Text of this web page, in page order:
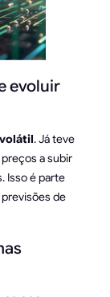
evoluir
volátil. Já teve
a subir
Isso é parte
de